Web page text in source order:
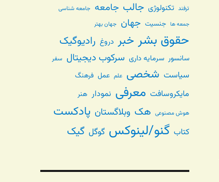
ترفند تکنولوژی جالب جامعه جامعه شناسی
جمعه ها جنسیت جهان جهان بهتر
حقوق بشر خبر دروغ رادیوگیک
سانسور سرمایه داری سرکوب دیجیتال سفر
سیاست شخصی علم عمل فرهنگ
مایکروسافت معرفی نمودار هنر
هوش مصنوعی هک وبلاگستان پادکست
کتاب گنو/لینوکس گوگل گیک